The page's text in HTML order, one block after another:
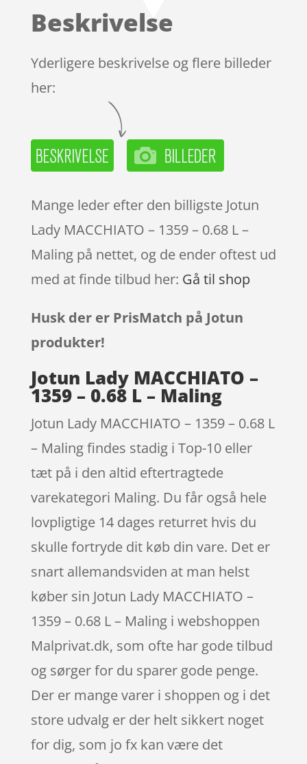
Beskrivelse
Yderligere beskrivelse og flere billeder
her:
Mange leder efter den billigste Jotun
Lady MACCHIATO – 1359 – 0.68 L –
Maling på nettet, og de ender oftest ud
med at finde tilbud her: Gå til shop
Husk der er PrisMatch på Jotun
produkter!
Jotun Lady MACCHIATO –
1359 – 0.68 L – Maling
Jotun Lady MACCHIATO – 1359 – 0.68 L
– Maling findes stadig i Top-10 eller
tæt på i den altid eftertragtede
varekategori Maling. Du får også hele
lovpligtige 14 dages returret hvis du
skulle fortryde dit køb din vare. Det er
snart allemandsviden at man helst
køber sin Jotun Lady MACCHIATO –
1359 – 0.68 L – Maling i webshoppen
Malprivat.dk, som ofte har gode tilbud
og sørger for du sparer gode penge.
Der er mange varer i shoppen og i det
store udvalg er der helt sikkert noget
for dig, som jo fx kan være det